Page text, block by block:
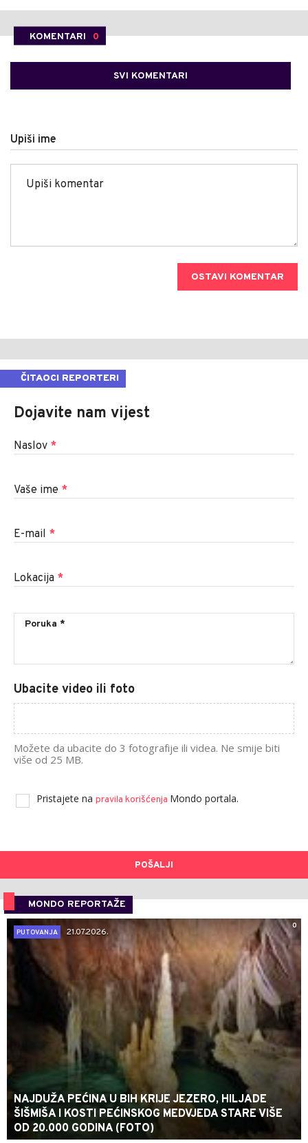
KOMENTARI 0
SVI KOMENTARI
Upiši ime
OSTAVI KOMENTAR
ČITAOCI REPORTERI
Dojavite nam vijest
Naslov *
Vaše ime *
E-mail *
Lokacija *
Ubacite video ili foto
Možete da ubacite do 3 fotografije ili videa. Ne smije biti
više od 25 MB.
Pristajete na pravila korišćenja Mondo portala.
POŠALJI
MONDO REPORTAŽE
0
PUTOVANJA
21.07.2026.
NAJDUŽA PEĆINA U BIH KRIJE JEZERO, HILJADE
ŠIŠMIŠA I KOSTI PEĆINSKOG MEDVJEDA STARE VIŠE
OD 20.000 GODINA (FOTO)